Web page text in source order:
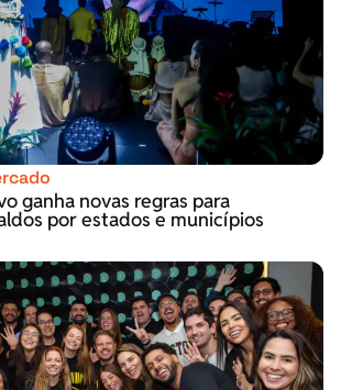
ganha novas regras para
por estados e municípios